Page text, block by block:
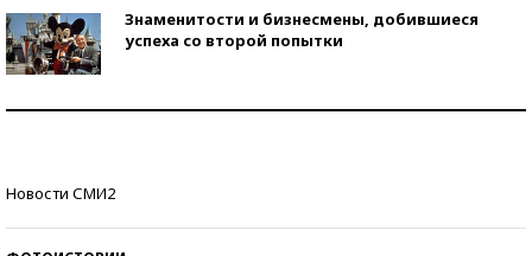
Знаменитости и бизнесмены, добившиеся
успеха со второй попытки
Новости СМИ2